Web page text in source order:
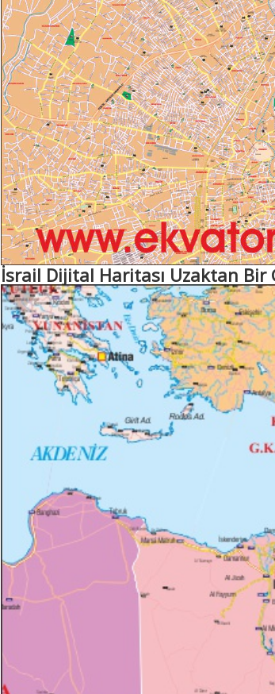
İsrail Dijital Haritası Uzaktan Bir